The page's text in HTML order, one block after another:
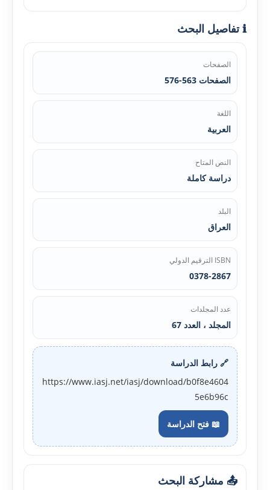
ℹ️ تفاصيل البحث
الصفحات
الصفحات 563-576
اللغة
العربية
النص المتاح
دراسة كاملة
البلد
العراق
ISBN الترقيم الدولي
0378-2867
عدد المجلدات
المجلد ، العدد 67
🔗 رابط الدراسة
https://www.iasj.net/iasj/download/b0f8e4604
5e6b96c
📖 فتح الدراسة
📤 مشاركة البحث